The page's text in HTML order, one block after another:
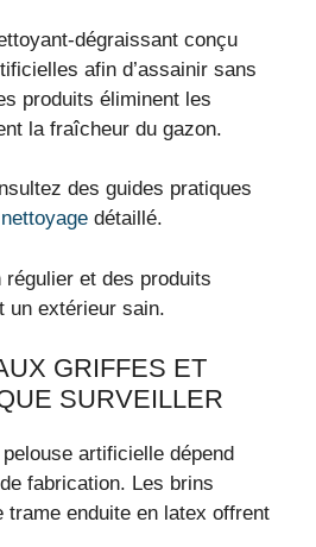
dégraissant conçu
afin d’assainir sans
produits éliminent les
la fraîcheur du gazon.
des guides pratiques
détaillé.
et des produits
un extérieur sain.
GRIFFES ET
SURVEILLER
pelouse artificielle dépend
fabrication. Les brins
trame enduite en latex offrent